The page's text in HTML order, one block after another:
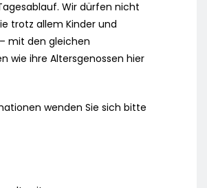
Wir dürfen nicht
trotz allem Kinder und
mit den gleichen
wie ihre Altersgenossen hier
wenden Sie sich bitte